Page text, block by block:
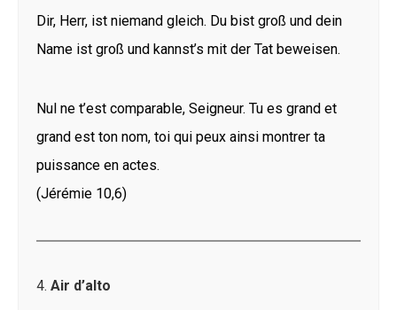
Dir, Herr, ist niemand gleich. Du bist groß und dein
Name ist groß und kannst’s mit der Tat beweisen.
Nul ne t’est comparable, Seigneur. Tu es grand et
grand est ton nom, toi qui peux ainsi montrer ta
puissance en actes.
(Jérémie 10,6)
4. Air d’alto